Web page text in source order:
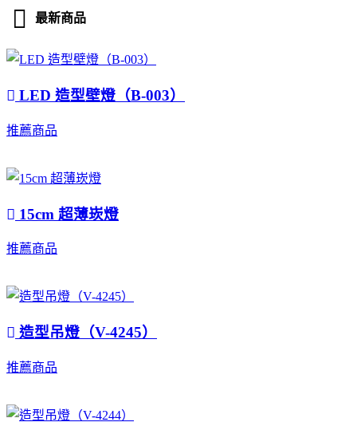
最新商品
LED 造型壁燈（B-003）
推薦商品
15cm 超薄崁燈
推薦商品
造型吊燈（V-4245）
推薦商品